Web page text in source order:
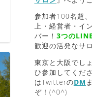
参加者100名超
上・経営者・イ
バー！ 3つの
歓迎の活発なサ
東京と大阪でし
ひ参加してくだ
はTwitterのDM
ぞ！(^0^)